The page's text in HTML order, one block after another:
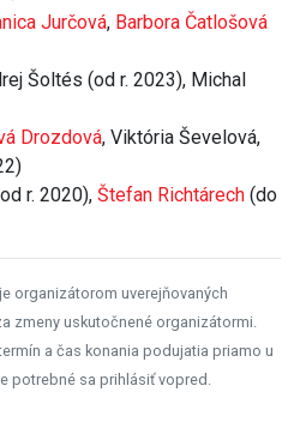
Jurčová, Barbora Čatlošová
Šoltés (od r. 2023), Michal
Drozdová, Viktória Ševelová,
r. 2020), Štefan Richtárech (do
organizátorom uverejňovaných
zmeny uskutočnené organizátormi.
a čas konania podujatia priamo u
potrebné sa prihlásiť vopred.